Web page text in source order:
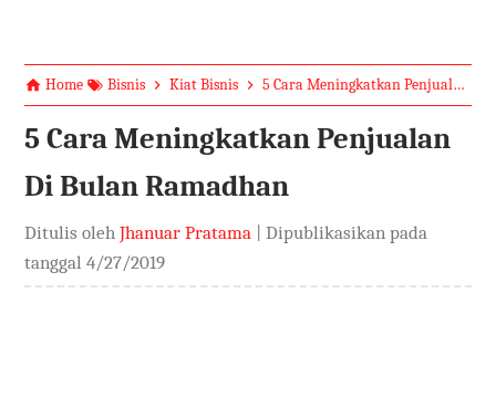
Home Bisnis Kiat Bisnis 5 Cara Meningkatkan Penjualan Di Bulan Ramadhan
5 Cara Meningkatkan Penjualan
Di Bulan Ramadhan
Ditulis olehJhanuar Pratama
| Dipublikasikan pada
tanggal4/27/2019